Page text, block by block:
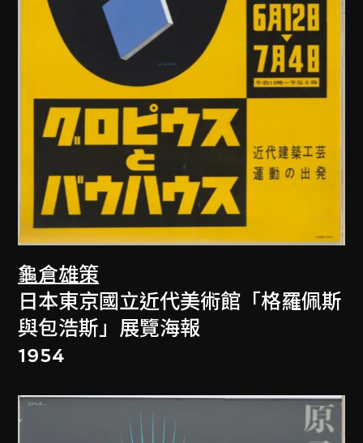
龜倉雄策
日本東京國立近代美術館「格羅佩斯
與包浩斯」展覽海報
1954